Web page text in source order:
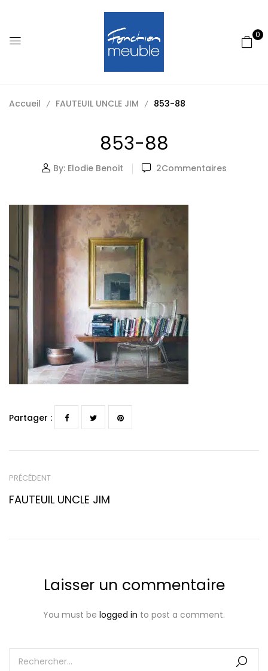
0
Accueil FAUTEUIL UNCLE JIM 853-88
853-88
By: Elodie Benoit 2Commentaires
Partager :
PRÉCÉDENT
FAUTEUIL UNCLE JIM
Laisser un commentaire
You must be logged in to post a comment.